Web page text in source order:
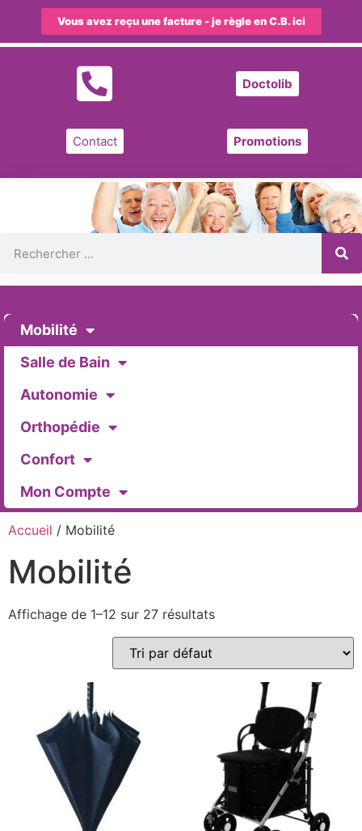
Vous avez reçu une facture - je règle en C.B. ici
Doctolib
Contact Promotions
Mobilité
Salle de Bain
Autonomie
Orthopédie
Confort
Mon Compte
Accueil / Mobilité
Mobilité
Affichage de 1–12 sur 27 résultats